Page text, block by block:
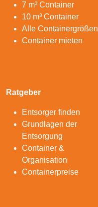
7 m³ Container
10 m³ Container
Alle Containergrößen
Container mieten
Ratgeber
Entsorger finden
Grundlagen der
Entsorgung
Container &
Organisation
Containerpreise